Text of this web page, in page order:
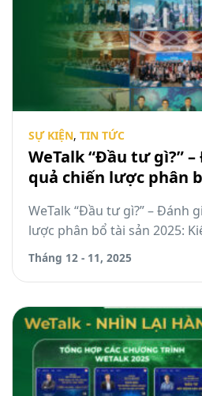
SỰ KIỆN, TIN TỨC
WeTalk “Đầu tư gì?”
quả chiến lược phân
động
WeTalk “Đầu tư gì?” – Đánh
lược phân bổ tài sản 2025:
Tháng 12 - 11, 2025